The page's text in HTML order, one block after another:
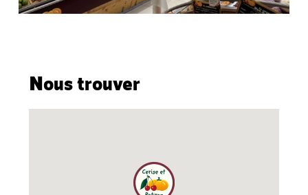
Nous trouver